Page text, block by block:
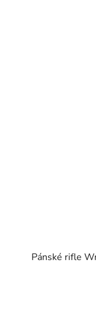
Pánské rifle